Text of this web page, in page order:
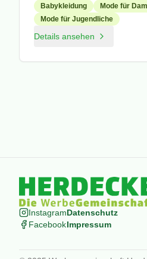
Babykleidung
Mode für
Mode für Jugendliche
Details ansehen
Instagram
Facebook
Datenschutz
Impressum